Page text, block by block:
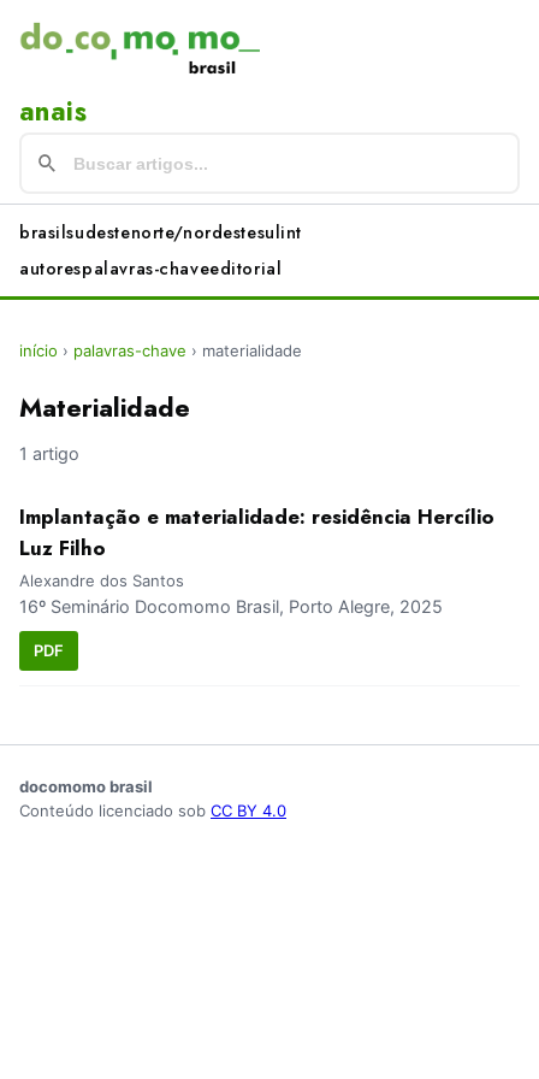
anais
brasilsudestenorte/nordestesulint
autorespalavras-chaveeditorial
início › palavras-chave › materialidade
Materialidade
1 artigo
Implantação e materialidade: residência Hercílio
Luz Filho
Alexandre dos Santos
16º Seminário Docomomo Brasil, Porto Alegre, 2025
PDF
docomomo brasil
Conteúdo licenciado sob CC BY 4.0